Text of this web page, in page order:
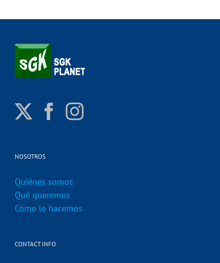
NOSOTROS
Quiénes somos
Qué queremos
Cómo lo hacemos
CONTACT INFO